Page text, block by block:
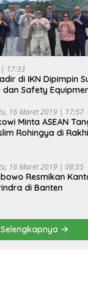
| 17:33
di IKN Dipimpin
dan Safety
16 Maret 2019 | 17:57
Minta ASEAN
Rohingya di
16 Maret 2019 | 08:55
Resmikan
di Banten
Selengkapnya